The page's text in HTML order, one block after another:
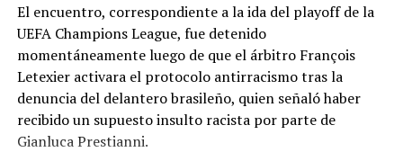
El encuentro, correspondiente a la ida del playoff de la
UEFA Champions League, fue detenido
momentáneamente luego de que el árbitro François
Letexier activara el protocolo antirracismo tras la
denuncia del delantero brasileño, quien señaló haber
recibido un supuesto insulto racista por parte de
Gianluca Prestianni.